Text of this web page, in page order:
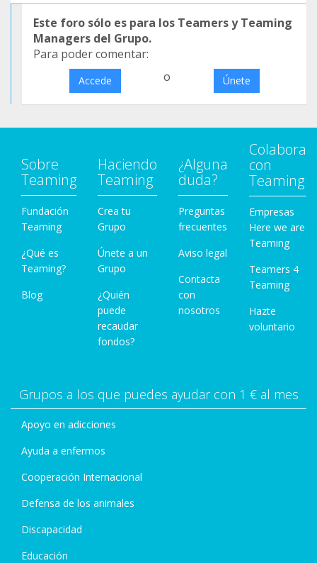
Este foro sólo es para los Teamers y Teaming
Managers del Grupo.
Para poder comentar:
Accede o Únete
Sobre
Teaming
Fundación
Teaming
¿Qué es
Teaming?
Blog
Haciendo
Teaming
Crea tu
Grupo
Únete a un
Grupo
¿Quién
puede
recaudar
fondos?
¿Alguna
duda?
Preguntas
frecuentes
Aviso legal
Contacta
con
nosotros
Colabora
con
Teaming
Empresas
Here we are
Teaming
Teamers 4
Teaming
Hazte
voluntario
Grupos a los que puedes ayudar con 1 € al mes
Apoyo en adicciones
Ayuda a enfermos
Cooperación Internacional
Defensa de los animales
Discapacidad
Educación